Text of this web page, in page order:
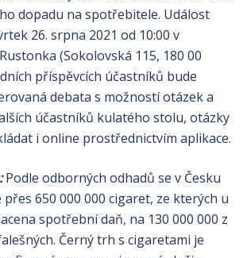
dopadu na spotřebitele. Událost
26. srpna 2021 od 10:00 v
(Sokolovská 115, 180 00
příspěvcích účastníků bude
debata s možností otázek a
účastníků kulatého stolu, otázky
i online prostřednictvím aplikace.
Podle odborných odhadů se v Česku
650 000 000 cigaret, ze kterých u
spotřební daň, na 130 000 000 z
Černý trh s cigaretami je